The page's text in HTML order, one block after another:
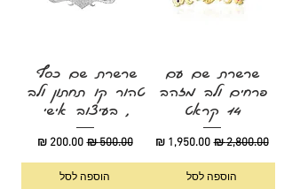
שרשרת שם עם
פרחים ולב מזהב
14 קראט
מחיר רגיל‏2,800.00 ‏₪ מחיר מבצע‏1,950.00 ‏₪
הוספה לסל
שרשרת שם כסף
טהור קו תחתון ולב
, בעיצוב אישי
מחיר רגיל‏500.00 ‏₪ מחיר מבצע‏200.00 ‏₪
הוספה לסל